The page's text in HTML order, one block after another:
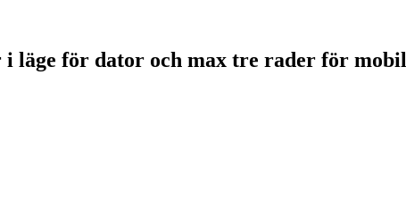
för dator och max tre rader för mobil